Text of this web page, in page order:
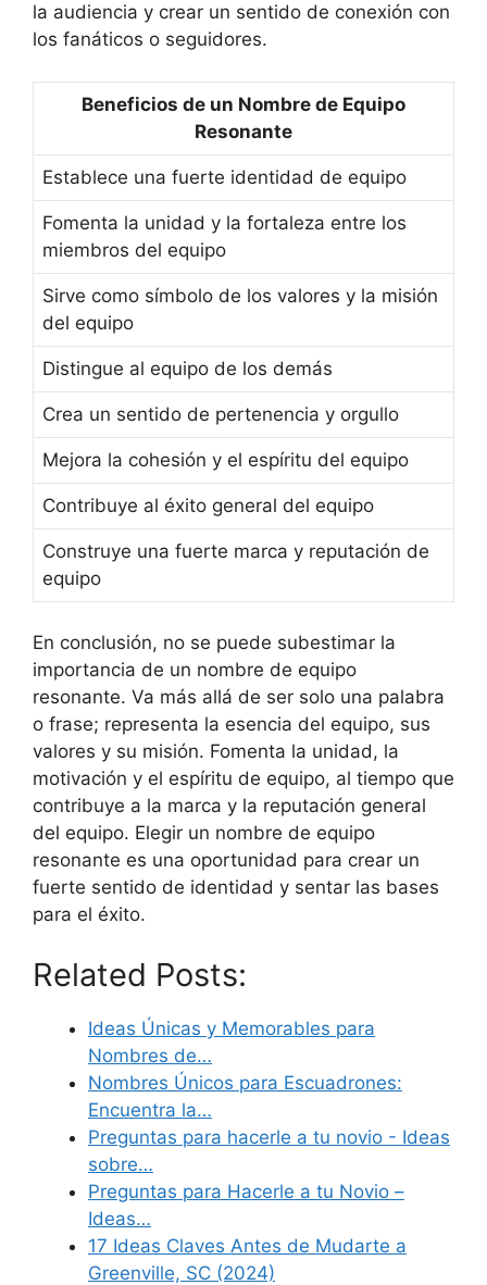
la audiencia y crear un sentido de conexión con
los fanáticos o seguidores.
Beneficios de un Nombre de Equipo
Resonante
Establece una fuerte identidad de equipo
Fomenta la unidad y la fortaleza entre los
miembros del equipo
Sirve como símbolo de los valores y la misión
del equipo
Distingue al equipo de los demás
Crea un sentido de pertenencia y orgullo
Mejora la cohesión y el espíritu del equipo
Contribuye al éxito general del equipo
Construye una fuerte marca y reputación de
equipo
En conclusión, no se puede subestimar la
importancia de un nombre de equipo
resonante. Va más allá de ser solo una palabra
o frase; representa la esencia del equipo, sus
valores y su misión. Fomenta la unidad, la
motivación y el espíritu de equipo, al tiempo que
contribuye a la marca y la reputación general
del equipo. Elegir un nombre de equipo
resonante es una oportunidad para crear un
fuerte sentido de identidad y sentar las bases
para el éxito.
Related Posts:
Ideas Únicas y Memorables para
Nombres de…
Nombres Únicos para Escuadrones:
Encuentra la…
Preguntas para hacerle a tu novio - Ideas
sobre…
Preguntas para Hacerle a tu Novio –
Ideas…
17 Ideas Claves Antes de Mudarte a
Greenville, SC (2024)